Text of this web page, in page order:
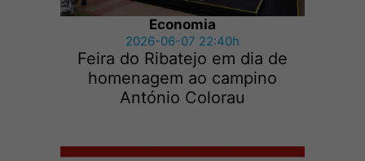
Economia
2026-06-07 22:40h
Feira do Ribatejo em dia de
homenagem ao campino
António Colorau